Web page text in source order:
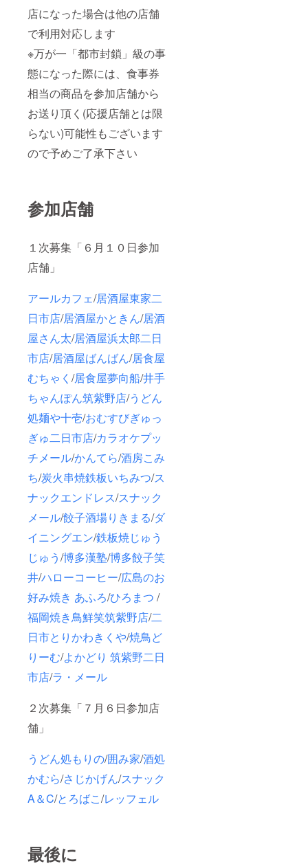
店になった場合は他の店舗
で利用対応します
※万が一「都市封鎖」級の事
態になった際には、食事券
相当の商品を参加店舗から
お送り頂く(応援店舗とは限
らない)可能性もございます
ので予めご了承下さい
参加店舗
１次募集「６月１０日参加
店舗」
アールカフェ/居酒屋東家二
日市店/居酒屋かときん/居酒
屋さん太/居酒屋浜太郎二日
市店/居酒屋ばんばん/居食屋
むちゃく /居食屋夢向船/井手
ちゃんぽん筑紫野店/うどん
処麺や十壱/おむすびぎゅっ
ぎゅ二日市店/カラオケプッ
チメール/かんてら/酒房こみ
ち/炭火串焼鉄板いちみつ/ス
ナックエンドレス/スナック
メール/餃子酒場りきまる/ダ
イニングエン/鉄板焼じゅう
じゅう/博多漢塾/博多餃子笑
井/ハローコーヒー/広島のお
好み焼き あふろ/ひろまつ /
福岡焼き鳥鮮笑筑紫野店/二
日市とりかわきくや/焼鳥ど
りーむ/よかどり 筑紫野二日
市店/ラ・メール
２次募集「７月６日参加店
舗」
うどん処もりの/囲み家/酒処
かむら/さじかげん/スナック
A＆C/とろばこ/レッフェル
最後に